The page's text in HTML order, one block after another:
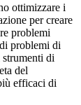
ottimizzare i
per creare
problemi
problemi di
di
del
efficaci di